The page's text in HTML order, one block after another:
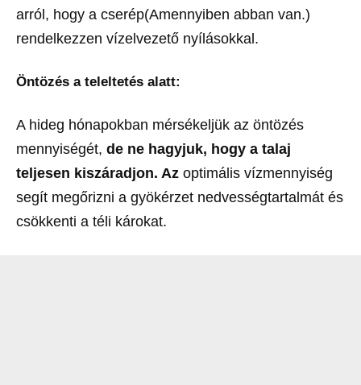
arról, hogy a cserép(Amennyiben abban van.)
rendelkezzen vízelvezető nyílásokkal.
Öntözés a teleltetés alatt:
A hideg hónapokban mérsékeljük az öntözés
mennyiségét, de ne hagyjuk, hogy a talaj
teljesen kiszáradjon. Az optimális vízmennyiség
segít megőrizni a gyökérzet nedvességtartalmát és
csökkenti a téli károkat.